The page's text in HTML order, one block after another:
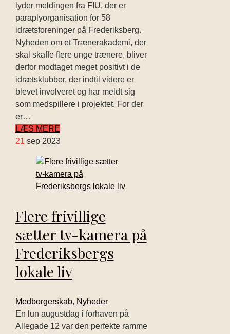
lyder meldingen fra FIU, der er
paraplyorganisation for 58
idrætsforeninger på Frederiksberg.
Nyheden om et Trænerakademi, der
skal skaffe flere unge trænere, bliver
derfor modtaget meget positivt i de
idrætsklubber, der indtil videre er
blevet involveret og har meldt sig
som medspillere i projektet. For der
er…
LÆS MERE
21 sep 2023
Flere frivillige
sætter tv-kamera på
Frederiksbergs
lokale liv
Medborgerskab, Nyheder
En lun augustdag i forhaven på
Allegade 12 var den perfekte ramme